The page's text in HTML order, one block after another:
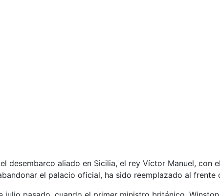
desembarco aliado en Sicilia, el rey Víctor Manuel, con
el palacio oficial, ha sido reemplazado al